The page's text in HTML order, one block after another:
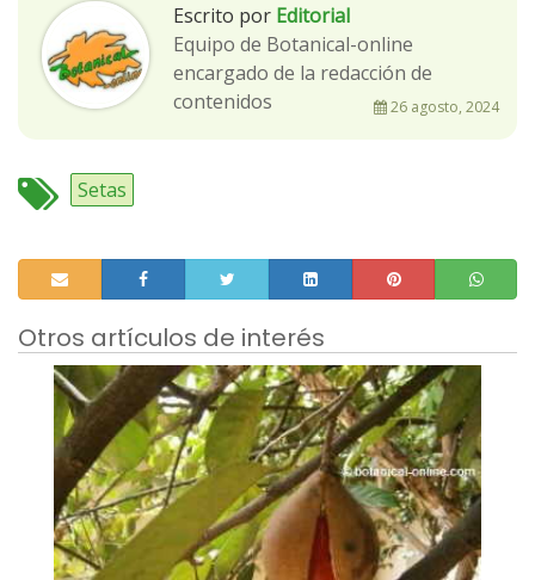
Escrito por Editorial
Equipo de Botanical-online
encargado de la redacción de
contenidos
26 agosto, 2024
Setas
Otros artículos de interés